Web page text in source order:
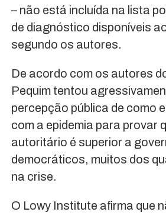
– não está incluída na lista
de diagnóstico disponíveis
segundo os autores.
De acordo com os autores
Pequim tentou
percepção pública de como
com a epidemia para provar
autoritário é superior a
democráticos, muitos dos
na crise.
O Lowy Institute afirma que